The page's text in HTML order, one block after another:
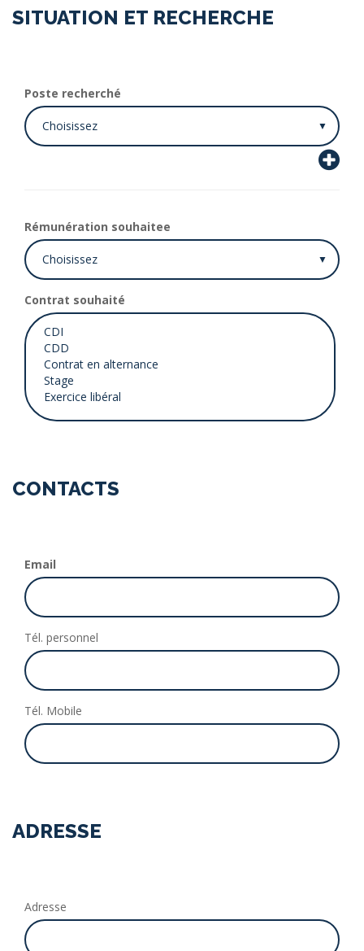
SITUATION ET RECHERCHE
Poste recherché
Rémunération souhaitee
Contrat souhaité
CONTACTS
Email
Tél. personnel
Tél. Mobile
ADRESSE
Adresse